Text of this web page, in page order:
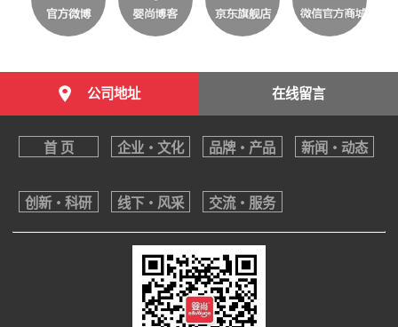
公司地址 在线留言
首 页 企业・文化 品牌・产品 新闻・动态
创新・科研 线下・风采 交流・服务